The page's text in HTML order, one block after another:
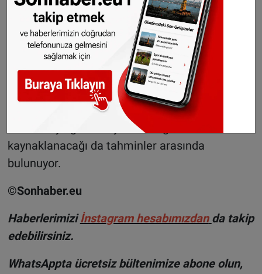
Gelecekte bu sorun daha da büyüyecek
Önümüzdeki yıllarda öğrenci konutlarındaki
eksiğin daha da büyüyeceği tahmin ediliyor.
2030 yılında 20 büyük öğrenci şehrindeki konut
açığının 45 bine kadar çıkacağı düşünülüyor.
Yaşanacak bu açığın büyük çoğunluğunun
Hollanda’ya gelecek yabancı öğrencilerden
kaynaklanacağı da tahminler arasında
bulunuyor.
©Sonhaber.eu
Haberlerimiziİnstagram hesabımızdan da takip
edebilirsiniz.
WhatsAppta ücretsiz bültenimize abone olun,